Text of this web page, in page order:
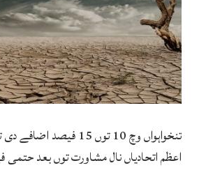
تنخواہواں وچ 10 توں 15 فیصد
اعظم اتحادیاں نال مشاورت توں بعد